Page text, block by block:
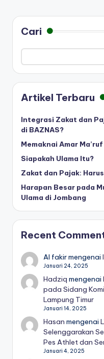
Cari
Artikel Terbaru
Integrasi Zakat dan
di BAZNAS?
Memaknai Amar
Siapakah Ulama Itu?
Zakat dan Pajak:
Harapan Besar pada
Ulama di Jombang
Recent
Al fakirmengenai
Januari 24, 2025
Hadziq mengenai
pada Sidang
Lampung Timur
Januari 14, 2025
Hasan mengenai
Selenggarakan
Pes Athlet dan
Januari 4, 2025